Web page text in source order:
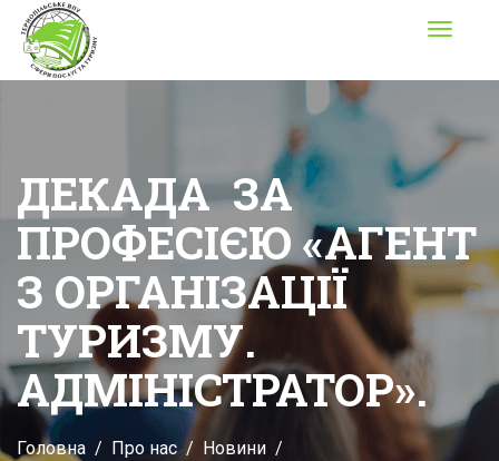
Toggle
ДЕКАДА ЗА
ПРОФЕСІЄЮ «АГЕНТ
З ОРГАНІЗАЦІЇ
ТУРИЗМУ.
АДМІНІСТРАТОР».
Головна Про нас
Новини